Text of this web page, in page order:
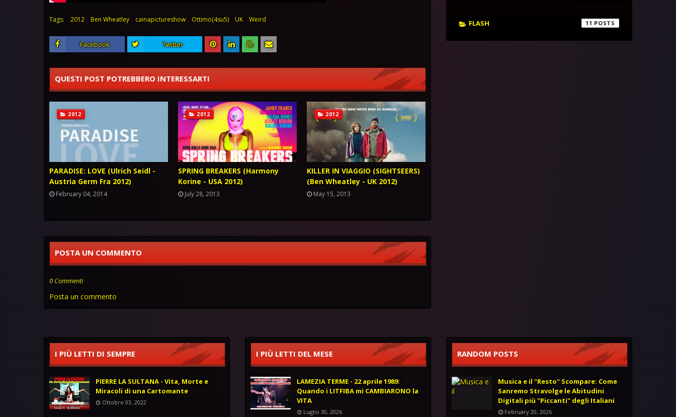
Tags: 2012 Ben Wheatley cainapictureshow Ottimo(4su5) UK Weird
Facebook Twitter
QUESTI POST POTREBBERO INTERESSARTI
2012
PARADISE: LOVE (Ulrich Seidl -
Austria Germ Fra 2012)
February 04, 2014
2012
SPRING BREAKERS (Harmony
Korine - USA 2012)
July 28, 2013
2012
KILLER IN VIAGGIO (SIGHTSEERS)
(Ben Wheatley - UK 2012)
May 15, 2013
POSTA UN COMMENTO
0 Commenti
Posta un commento
FLASH 11
I PIÙ LETTI DI SEMPRE
PIERRE LA SULTANA - Vita, Morte e
Miracoli di una Cartomante
Ottobre 03, 2022
I PIÙ LETTI DEL MESE
LAMEZIA TERME - 22 aprile 1989:
Quando i LITFIBA mi CAMBIARONO la
VITA
Luglio 30, 2026
RANDOM POSTS
Musica e il "Resto" Scompare: Come
Sanremo Stravolge le Abitudini
Digitali più "Piccanti" degli Italiani
February 20, 2026